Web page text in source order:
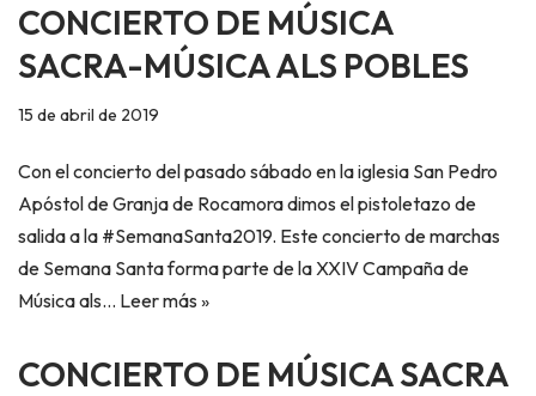
CONCIERTO DE MÚSICA
SACRA-MÚSICA ALS POBLES
15 de abril de 2019
Con el concierto del pasado sábado en la iglesia San Pedro
Apóstol de Granja de Rocamora dimos el pistoletazo de
salida a la #SemanaSanta2019. Este concierto de marchas
de Semana Santa forma parte de la XXIV Campaña de
Música als… Leer más »
CONCIERTO DE MÚSICA SACRA